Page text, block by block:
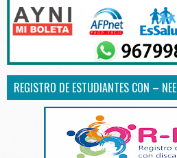
REGISTRO DE ESTUDIANTES CON – NEE